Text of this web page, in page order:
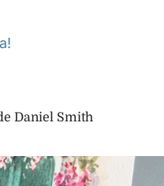
Daniel Smith